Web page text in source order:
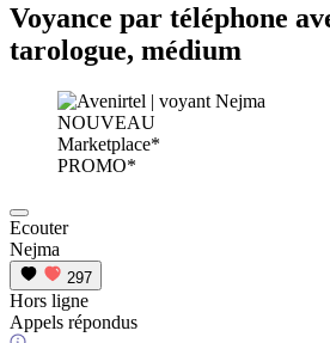
Voyance par téléphone
tarologue, médium
NOUVEAU
Marketplace*
PROMO*
Ecouter
Nejma
297
Hors ligne
Appels répondus